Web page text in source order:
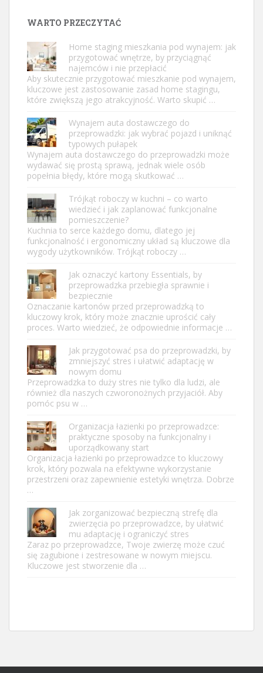
WARTO PRZECZYTAĆ
Home staging mieszkania pod wynajem: jak
przygotować wnętrze, by przyciągnąć
najemców i nie przepłacić
Aby skutecznie przygotować mieszkanie pod wynajem,
kluczowe jest zastosowanie zasad home stagingu,
które zwiększą jego atrakcyjność. Warto skupić …
Wynajem auta dostawczego do
przeprowadzki: jak wybrać pojazd i uniknąć
typowych pułapek
Wynajem auta dostawczego do przeprowadzki może
wydawać się prostą sprawą, jednak wiele osób
popełnia błędy, które mogą skutkować …
Trójkąt roboczy w kuchni – co warto
wiedzieć i jak zaplanować funkcjonalne
pomieszczenie?
Kuchnia to serce każdego domu, dlatego jej
funkcjonalność i ergonomiczny układ są kluczowe dla
wygody użytkowników. Trójkąt roboczy …
Jak oznaczyć kartony Essentials, by
przeprowadzka przebiegła sprawnie i
bezpiecznie
Oznaczanie kartonów przed przeprowadzką to
kluczowy krok, który może znacznie uprościć cały
proces. Warto wiedzieć, że odpowiednie informacje …
Jak przygotować psa do przeprowadzki, by
zmniejszyć stres i ułatwić adaptację w
nowym domu
Przeprowadzka to duży stres nie tylko dla ludzi, ale
również dla naszych czworonożnych przyjaciół. Aby
pomóc psu w …
Organizacja łazienki po przeprowadzce:
praktyczne sposoby na funkcjonalny i
uporządkowany start
Organizacja łazienki po przeprowadzce to kluczowy
krok, który pozwala na efektywne wykorzystanie
przestrzeni oraz zapewnienie estetyki wnętrza. Dobrze
…
Jak zorganizować bezpieczną strefę dla
zwierzęcia po przeprowadzce, by ułatwić
mu adaptację i ograniczyć stres
Zaraz po przeprowadzce, Twoje zwierzę może czuć
się zagubione i zestresowane w nowym miejscu.
Kluczowe jest stworzenie dla …